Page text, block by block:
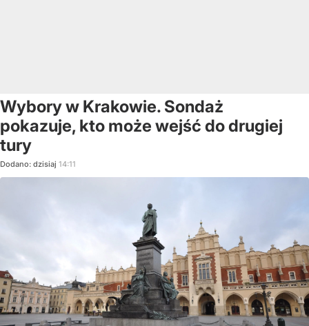
Wybory w Krakowie. Sondaż
pokazuje, kto może wejść do drugiej
tury
Dodano: dzisiaj 14:11